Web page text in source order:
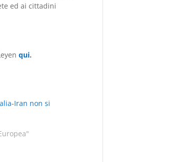
ed ai cittadini
qui.
Iran non si